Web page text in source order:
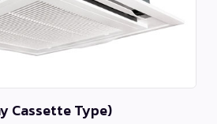
Cassette Type)